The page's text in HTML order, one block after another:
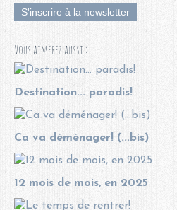
S'inscrire à la newsletter
Vous aimerez aussi :
Destination... paradis!
Ca va déménager! (...bis)
12 mois de mois, en 2025